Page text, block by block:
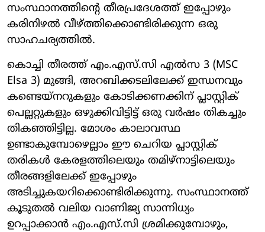
സംസ്ഥാനത്തിന്റെ തീരപ്രദേശത്ത് ഇപ്പോഴും
കരിനിഴൽ വീഴ്ത്തിക്കൊണ്ടിരിക്കുന്ന ഒരു
സാഹചര്യത്തിൽ.
കൊച്ചി തീരത്ത് എം.എസ്.സി എൽസ 3 (MSC
Elsa 3) മുങ്ങി, അറബിക്കടലിലേക്ക് ഇന്ധനവും
കണ്ടെയ്നറുകളും കോടിക്കണക്കിന് പ്ലാസ്റ്റിക്
പെല്ലറ്റുകളും ഒഴുക്കിവിട്ടിട്ട് ഒരു വർഷം തികച്ചും
തികഞ്ഞിട്ടില്ല. മോശം കാലാവസ്ഥ
ഉണ്ടാകുമ്പോഴെല്ലാം ഈ ചെറിയ പ്ലാസ്റ്റിക്
തരികൾ കേരളത്തിലെയും തമിഴ്‌നാട്ടിലെയും
തീരങ്ങളിലേക്ക് ഇപ്പോഴും
അടിച്ചുകയറിക്കൊണ്ടിരിക്കുന്നു. സംസ്ഥാനത്ത്
കൂടുതൽ വലിയ വാണിജ്യ സാന്നിധ്യം
ഉറപ്പാക്കാൻ എം.എസ്.സി ശ്രമിക്കുമ്പോഴും,